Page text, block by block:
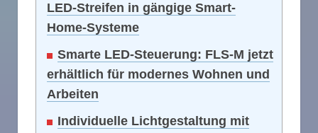
LED-Streifen in gängige Smart-
Home-Systeme
Smarte LED-Steuerung: FLS-M jetzt
erhältlich für modernes Wohnen und
Arbeiten
Individuelle Lichtgestaltung mit